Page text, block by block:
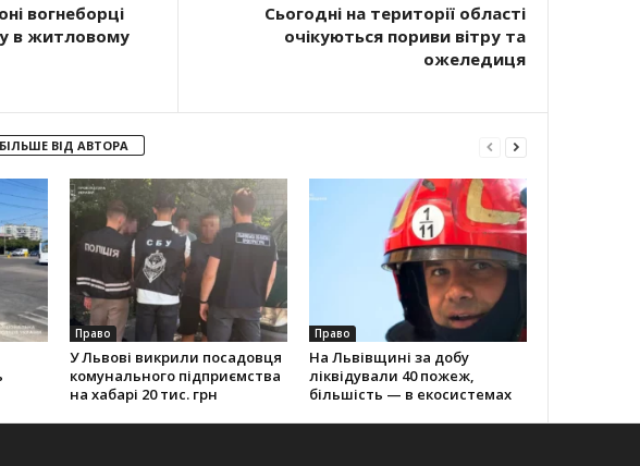
вогнеборці
в житловому
Сьогодні на території області
очікуються пориви вітру та
ожеледиця
БІЛЬШЕ ВІД АВТОРА
Право
У Львові викрили посадовця
комунального підприємства
на хабарі 20 тис. грн
Право
На Львівщині за добу
ліквідували 40 пожеж,
більшість — в екосистемах